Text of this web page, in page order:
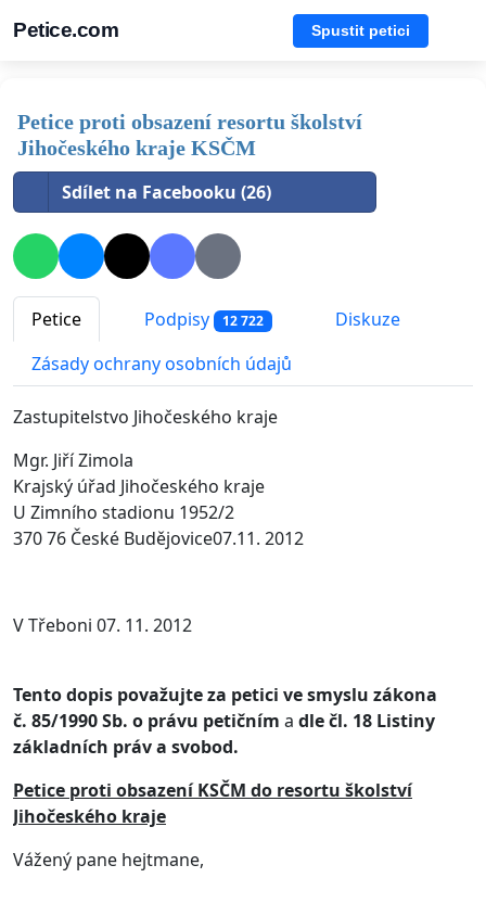
Petice.com Spustit petici
Petice proti obsazení resortu školství
Jihočeského kraje KSČM
Sdílet na Facebooku (26)
Petice Podpisy 12 722
Diskuze
Zásady ochrany osobních údajů
Zastupitelstvo Jihočeského kraje
Mgr. Jiří Zimola
Krajský úřad Jihočeského kraje
U Zimního stadionu 1952/2
370 76 České Budějovice07.11. 2012
V Třeboni 07. 11. 2012
Tento dopis považujte za petici ve smyslu zákona
č. 85/1990 Sb. o právu petičním a dle čl. 18 Listiny
základních práv a svobod.
Petice proti obsazeníKSČM do resortu školství
Jihočeského kraje
Vážený pane hejtmane,